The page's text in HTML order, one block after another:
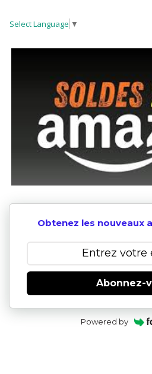
Select Language ▼
Obtenez les nouveaux
Abonnez-
Powered by